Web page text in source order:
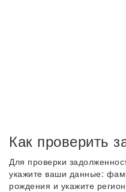
Как проверить
Для проверки
укажите ваши данные:
рождения и укажите